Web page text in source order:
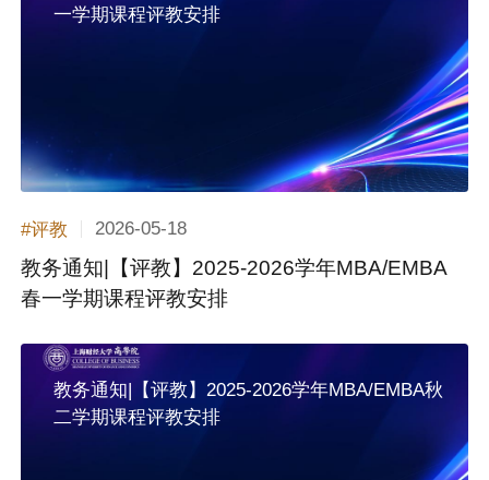
一学期课程评教安排
#评教 2026-05-18
教务通知|【评教】2025-2026学年MBA/EMBA
春一学期课程评教安排
教务通知|【评教】2025-2026学年MBA/EMBA秋
二学期课程评教安排